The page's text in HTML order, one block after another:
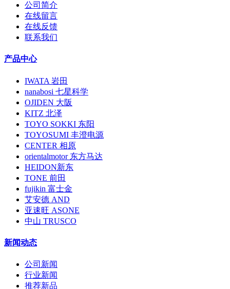
公司简介
在线留言
在线反馈
联系我们
产品中心
IWATA 岩田
nanabosi 七星科学
OJIDEN 大阪
KITZ 北泽
TOYO SOKKI 东阳
TOYOSUMI 丰澄电源
CENTER 相原
orientalmotor 东方马达
HEIDON新东
TONE 前田
fujikin 富士金
艾安德 AND
亚速旺 ASONE
中山 TRUSCO
新闻动态
公司新闻
行业新闻
推荐新品